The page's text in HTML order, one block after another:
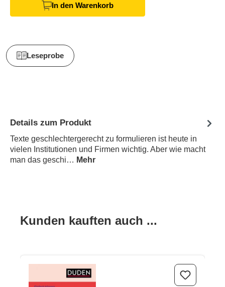
In den Warenkorb
Leseprobe
Details zum Produkt
Texte geschlechtergerecht zu formulieren ist heute in
vielen Institutionen und Firmen wichtig. Aber wie macht
man das geschi… Mehr
Produktgalerie überspringen
Kunden kauften auch ...
Einfach können - Gendern